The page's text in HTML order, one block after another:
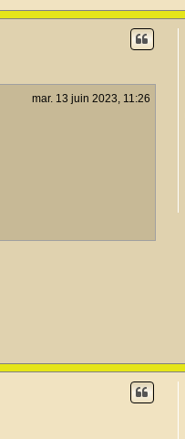
mar. 13 juin 2023, 11:26